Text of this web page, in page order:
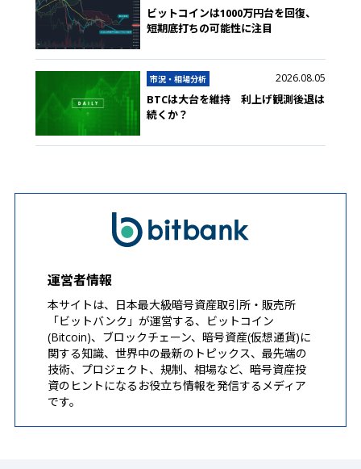
ビットコインは1000万円台を回復、
短期底打ちの可能性に注目
市況・相場分析 2026.08.05
BTCは大台を維持 利上げ観測後退は
続くか？
運営者情報
本サイトは、日本最大級暗号資産取引所・販売所
「ビットバンク」が運営する、ビットコイン
(Bitcoin)、ブロックチェーン、暗号資産(仮想通貨)に
関する知識、世界中の最新のトピックス、最先端の
技術、プロジェクト、規制、相場など、暗号資産投
資のヒントになるお役立ち情報を発信するメディア
です。